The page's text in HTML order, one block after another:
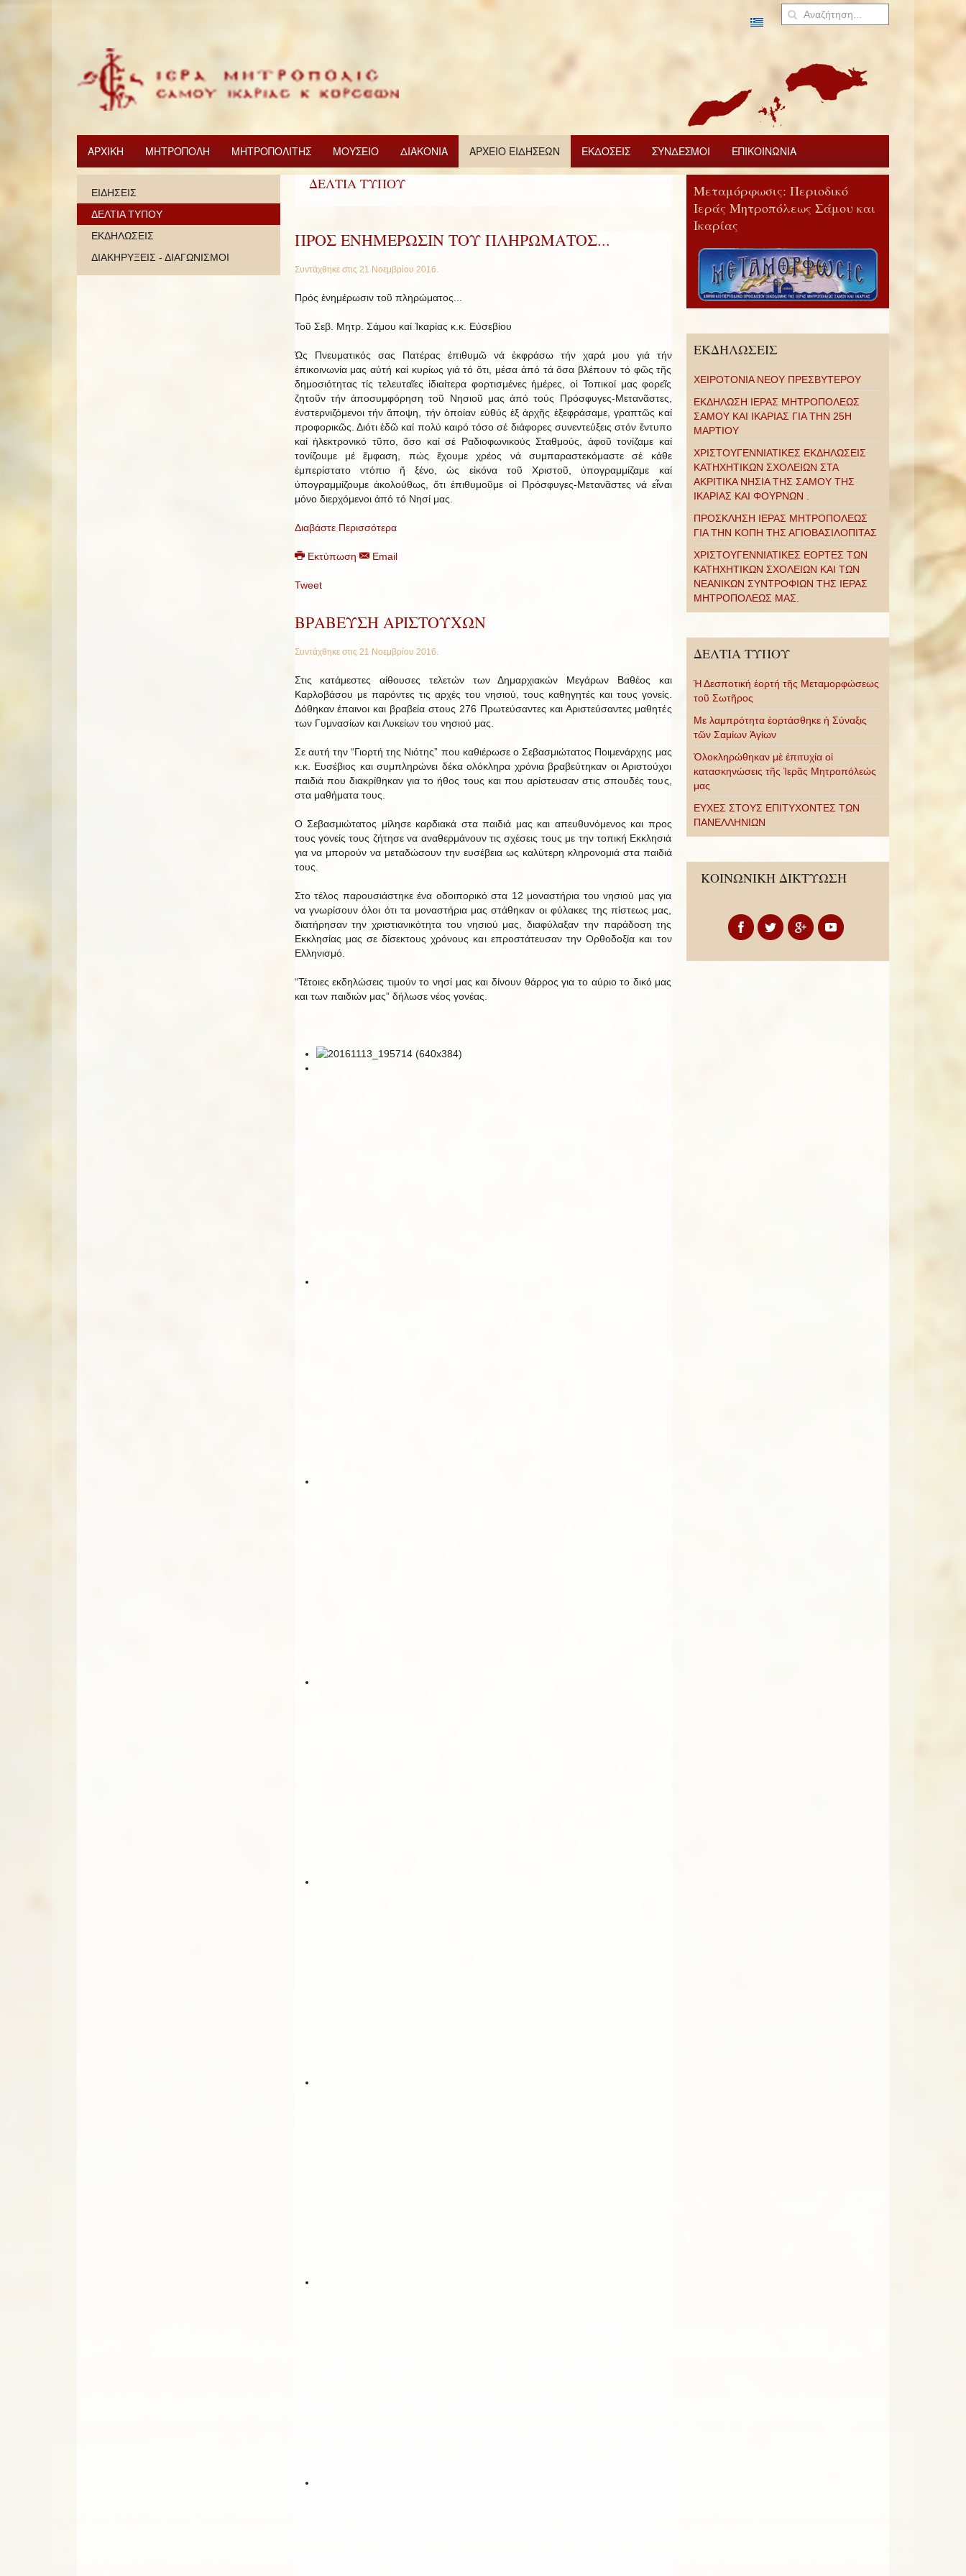
ΑΡΧΙΚΗ ΜΗΤΡΟΠΟΛΗ ΜΗΤΡΟΠΟΛΙΤΗΣ ΜΟΥΣΕΙΟ ΔΙΑΚΟΝΙΑ ΑΡΧΕΙΟ ΕΙΔΗΣΕΩΝ ΕΚΔΟΣΕΙΣ ΣΥΝΔΕΣΜΟΙ ΕΠΙΚΟΙΝΩΝΙΑ
ΔΕΛΤΙΑ ΤΥΠΟΥ
ΠΡΟΣ ΕΝΗΜΕΡΩΣΙΝ ΤΟΥ ΠΛΗΡΩΜΑΤΟΣ...
Συντάχθηκε στις 21 Νοεμβρίου 2016.
Πρός ἐνημέρωσιν τοῦ πληρώματος...
Τοῦ Σεβ. Μητρ. Σάμου καί Ἰκαρίας κ.κ. Εὐσεβίου
Ὡς Πνευματικός σας Πατέρας ἐπιθυμῶ νά ἐκφράσω τήν χαρά μου γιά τήν
ἐπικοινωνία μας αὐτή καί κυρίως γιά τό ὅτι, μέσα ἀπό τά ὅσα βλέπουν τό φῶς τῆς
δημοσιότητας τίς τελευταῖες ἰδιαίτερα φορτισμένες ἡμέρες, οἱ Τοπικοί μας φορεῖς
ζητοῦν τήν ἀποσυμφόρηση τοῦ Νησιοῦ μας ἀπό τούς Πρόσφυγες-Μετανᾶστες,
ἐνστερνιζόμενοι τήν ἄποψη, τήν ὁποίαν εὐθύς ἐξ ἀρχῆς ἐξεφράσαμε, γραπτῶς καί
προφορικῶς. Διότι ἐδῶ καί πολύ καιρό τόσο σέ διάφορες συνεντεύξεις στόν ἔντυπο
καί ἠλεκτρονικό τῦπο, ὅσο καί σέ Ραδιοφωνικούς Σταθμούς, ἀφοῦ τονίζαμε καί
τονίζουμε μέ ἔμφαση, πώς ἔχουμε χρέος νά συμπαραστεκόμαστε σέ κάθε
ἐμπερίστατο ντόπιο ἤ ξένο, ὡς εἰκόνα τοῦ Χριστοῦ, ὑπογραμμίζαμε καί
ὑπογραμμίζουμε ἀκολούθως, ὅτι ἐπιθυμοῦμε οἱ Πρόσφυγες-Μετανᾶστες νά εἶναι
μόνο διερχόμενοι ἀπό τό Νησί μας.
Διαβάστε Περισσότερα
Εκτύπωση Email
Tweet
ΒΡΑΒΕΥΣΗ ΑΡΙΣΤΟΥΧΩΝ
Συντάχθηκε στις 21 Νοεμβρίου 2016.
Στις κατάμεστες αίθουσες τελετών των Δημαρχιακών Μεγάρων Βαθέος και
Καρλοβάσου με παρόντες τις αρχές του νησιού, τους καθηγητές και τους γονείς.
Δόθηκαν έπαινοι και βραβεία στους 276 Πρωτεύσαντες και Αριστεύσαντες μαθητές
των Γυμνασίων και Λυκείων του νησιού μας.
Σε αυτή την “Γιορτή της Νιότης” που καθιέρωσε ο Σεβασμιώτατος Ποιμενάρχης μας
κ.κ. Ευσέβιος και συμπληρώνει δέκα ολόκληρα χρόνια βραβεύτηκαν οι Αριστούχοι
παιδιά που διακρίθηκαν για το ήθος τους και που αρίστευσαν στις σπουδές τους,
στα μαθήματα τους.
Ο Σεβασμιώτατος μίλησε καρδιακά στα παιδιά μας και απευθυνόμενος και προς
τους γονείς τους ζήτησε να αναθερμάνουν τις σχέσεις τους με την τοπική Εκκλησιά
για να μπορούν να μεταδώσουν την ευσέβεια ως καλύτερη κληρονομιά στα παιδιά
τους.
Στο τέλος παρουσιάστηκε ένα οδοιπορικό στα 12 μοναστήρια του νησιού μας για
να γνωρίσουν όλοι ότι τα μοναστήρια μας στάθηκαν οι φύλακες της πίστεως μας,
διατήρησαν την χριστιανικότητα του νησιού μας, διαφύλαξαν την παράδοση της
Εκκλησίας μας σε δίσεκτους χρόνους και επροστάτευσαν την Ορθοδοξία και τον
Ελληνισμό.
“Τέτοιες εκδηλώσεις τιμούν το νησί μας και δίνουν θάρρος για το αύριο το δικό μας
και των παιδιών μας” δήλωσε νέος γονέας.
ΕΙΔΗΣΕΙΣ
ΔΕΛΤΙΑ ΤΥΠΟΥ
ΕΚΔΗΛΩΣΕΙΣ
ΔΙΑΚΗΡΥΞΕΙΣ - ΔΙΑΓΩΝΙΣΜΟΙ
Μεταμόρφωσις: Περιοδικό
Ιεράς Μητροπόλεως Σάμου και
Ικαρίας
ΕΚΔΗΛΩΣΕΙΣ
ΧΕΙΡΟΤΟΝΙΑ ΝΕΟΥ ΠΡΕΣΒΥΤΕΡΟΥ
ΕΚΔΗΛΩΣΗ ΙΕΡΑΣ ΜΗΤΡΟΠΟΛΕΩΣ
ΣΑΜΟΥ ΚΑΙ ΙΚΑΡΙΑΣ ΓΙΑ ΤΗΝ 25Η
ΜΑΡΤΙΟΥ
ΧΡΙΣΤΟΥΓΕΝΝΙΑΤΙΚΕΣ ΕΚΔΗΛΩΣΕΙΣ
ΚΑΤΗΧΗΤΙΚΩΝ ΣΧΟΛΕΙΩΝ ΣΤΑ
ΑΚΡΙΤΙΚΑ ΝΗΣΙΑ ΤΗΣ ΣΑΜΟΥ ΤΗΣ
ΙΚΑΡΙΑΣ ΚΑΙ ΦΟΥΡΝΩΝ .
ΠΡΟΣΚΛΗΣΗ ΙΕΡΑΣ ΜΗΤΡΟΠΟΛΕΩΣ
ΓΙΑ ΤΗΝ ΚΟΠΗ ΤΗΣ ΑΓΙΟΒΑΣΙΛΟΠΙΤΑΣ
ΧΡΙΣΤΟΥΓΕΝΝΙΑΤΙΚΕΣ ΕΟΡΤΕΣ ΤΩΝ
ΚΑΤΗΧΗΤΙΚΩΝ ΣΧΟΛΕΙΩΝ ΚΑΙ ΤΩΝ
ΝΕΑΝΙΚΩΝ ΣΥΝΤΡΟΦΙΩΝ ΤΗΣ ΙΕΡΑΣ
ΜΗΤΡΟΠΟΛΕΩΣ ΜΑΣ.
ΔΕΛΤΙΑ ΤΥΠΟΥ
Ἡ Δεσποτική ἑορτή τῆς Μεταμορφώσεως
τοῦ Σωτῆρος
Με λαμπρότητα ἑορτάσθηκε ἡ Σύναξις
τῶν Σαμίων Ἁγίων
Ὁλοκληρώθηκαν μὲ ἐπιτυχία οἱ
κατασκηνώσεις τῆς Ἱερᾶς Μητροπόλεώς
μας
ΕΥΧΕΣ ΣΤΟΥΣ ΕΠΙΤΥΧΟΝΤΕΣ ΤΩΝ
ΠΑΝΕΛΛΗΝΙΩΝ
ΚΟΙΝΩΝΙΚΗ ΔΙΚΤΥΩΣΗ